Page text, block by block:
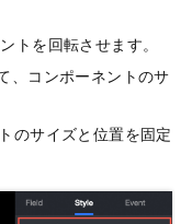
トを回転させます。
、コンポーネントのサ
のサイズと位置を固定